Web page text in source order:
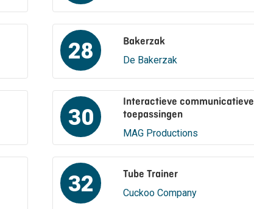
Bakerzak
De Bakerzak
28
Interactieve communicatieve
toepassingen
MAG Productions
30
Tube Trainer
Cuckoo Company
32